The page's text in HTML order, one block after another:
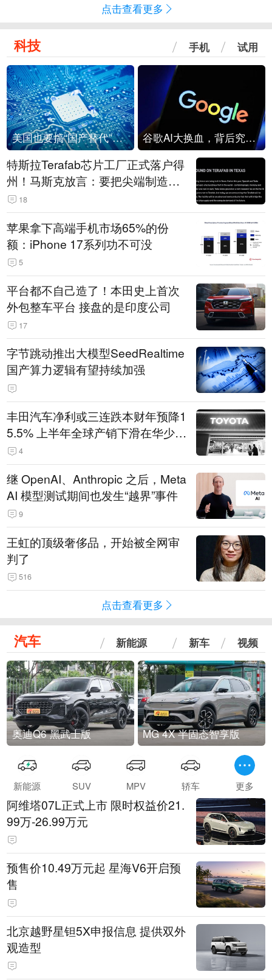
点击查看更多
科技 手机 试用
美国也要搞“国产替代”？先算清三笔账 谷歌AI大换血，背后究竟发生了什么？
特斯拉Terafab芯片工厂正式落户得
州！马斯克放言：要把尖端制造带
回美国
18
苹果拿下高端手机市场65%的份
额：iPhone 17系列功不可没
5
平台都不自己造了！本田史上首次
外包整车平台 接盘的是印度公司
17
字节跳动推出大模型SeedRealtime
国产算力逻辑有望持续加强
丰田汽车净利或三连跌本财年预降1
5.5% 上半年全球产销下滑在华少卖
14.3万辆
4
继 OpenAI、Anthropic 之后，Meta
AI 模型测试期间也发生“越界”事件
9
王虹的顶级奢侈品，开始被全网审
判了
516
点击查看更多
汽车 新能源 新车 视频
奥迪Q6 黑武士版 MG 4X 半固态智享版
新能源 SUV MPV 轿车 更多
阿维塔07L正式上市 限时权益价21.
99万-26.99万元
预售价10.49万元起 星海V6开启预
售
北京越野星钽5X申报信息 提供双外
观造型